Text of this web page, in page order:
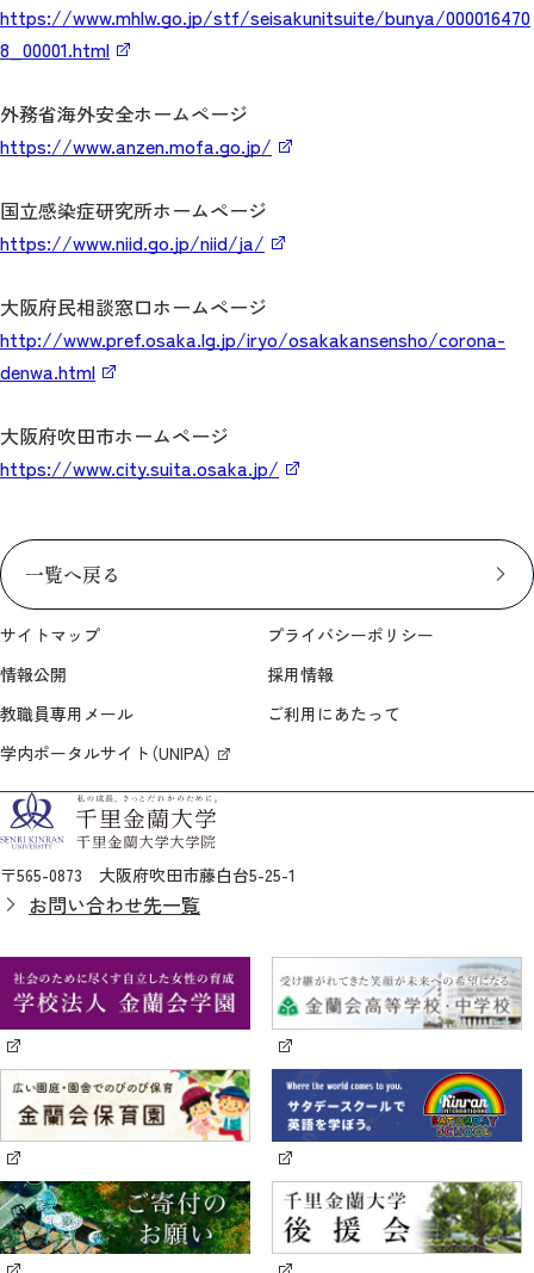
https://www.mhlw.go.jp/stf/seisakunitsuite/bunya/000016470
8_00001.html
外務省海外安全ホームページ
https://www.anzen.mofa.go.jp/
国立感染症研究所ホームページ
https://www.niid.go.jp/niid/ja/
大阪府民相談窓口ホームページ
http://www.pref.osaka.lg.jp/iryo/osakakansensho/corona-
denwa.html
大阪府吹田市ホームページ
https://www.city.suita.osaka.jp/
一覧へ戻る
サイトマップ
プライバシーポリシー
情報公開
採用情報
教職員専用メール
ご利用にあたって
学内ポータルサイト（UNIPA）
〒565-0873 大阪府吹田市藤白台5-25-1
お問い合わせ先一覧